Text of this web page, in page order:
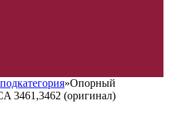
подкатегория»Опорный
3461,3462 (оригинал)